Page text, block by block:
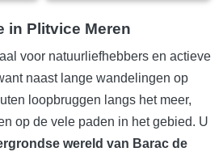
in Plitvice Meren
voor natuurliefhebbers en actieve
naast lange wandelingen op
loopbruggen langs het meer,
op de vele paden in het gebied. U
wereld van Barac de